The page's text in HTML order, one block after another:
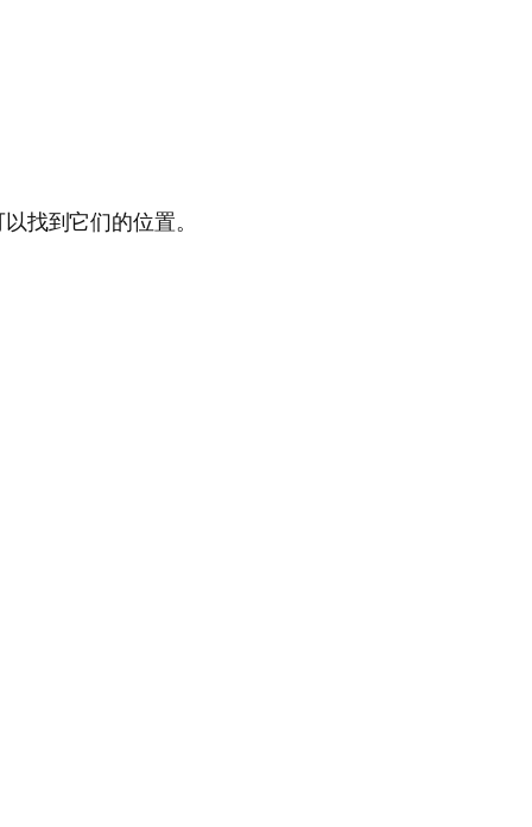
找到它们的位置。